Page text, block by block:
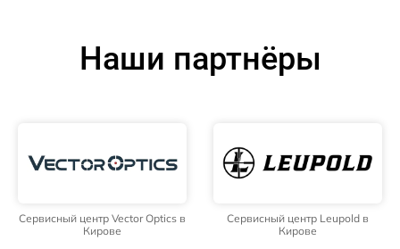
Наши партнёры
Сервисный центр Vector Optics в
Кирове
Сервисный центр Leupold в
Кирове